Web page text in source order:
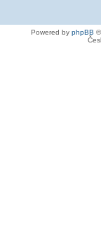
Powered by phpBB